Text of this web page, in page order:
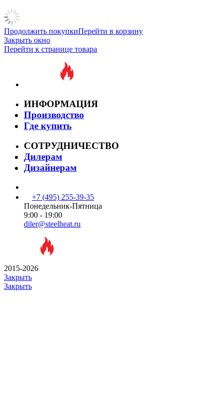
Продолжить покупкиПерейти в корзину
Закрыть окно
Перейти к странице товара
ИНФОРМАЦИЯ
Производство
Где купить
СОТРУДНИЧЕСТВО
Дилерам
Дизайнерам
+7 (495) 255-39-35
Понедельник-Пятница
9:00 - 19:00
diler@steelheat.ru
2015-2026
Закрыть
Закрыть